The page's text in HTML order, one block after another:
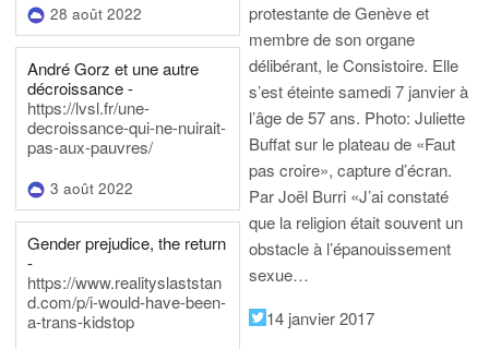
28 août 2022
André Gorz et une autre
décroissance -
https://lvsl.fr/une-
decroissance-qui-ne-nuirait-
pas-aux-pauvres/
3 août 2022
Gender prejudice, the return
-
https://www.realityslaststan
d.com/p/i-would-have-been-
a-trans-kidstop
protestante de Genève et
membre de son organe
délibérant, le Consistoire. Elle
s’est éteinte samedi 7 janvier à
l’âge de 57 ans. Photo: Juliette
Buffat sur le plateau de «Faut
pas croire», capture d’écran.
Par Joël Burri «J’ai constaté
que la religion était souvent un
obstacle à l’épanouissement
sexue…
14 janvier 2017